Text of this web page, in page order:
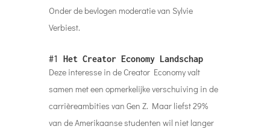
Onder de bevlogen moderatie van Sylvie
Verbiest.
#1 Het Creator Economy Landschap
Deze interesse in de Creator Economy valt
samen met een opmerkelijke verschuiving in de
carrièreambities van Gen Z. Maar liefst 29%
van de Amerikaanse studenten wil niet langer